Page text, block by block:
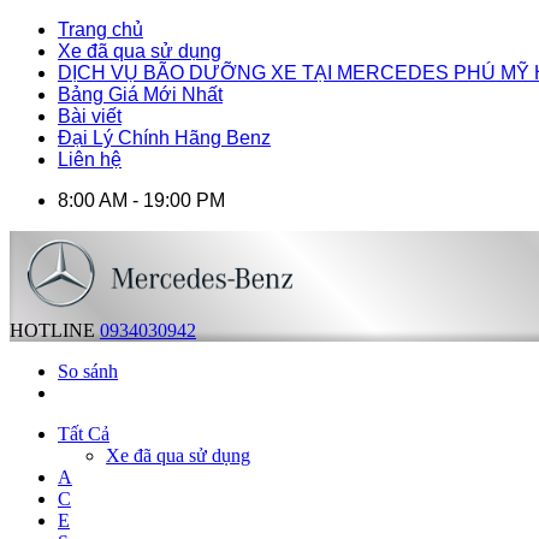
Trang chủ
Xe đã qua sử dụng
DỊCH VỤ BÃO DƯỠNG XE TẠI MERCEDES PHÚ MỸ
Bảng Giá Mới Nhất
Bài viết
Đại Lý Chính Hãng Benz
Liên hệ
8:00 AM - 19:00 PM
HOTLINE 0934030942
So sánh
Tất Cả
Xe đã qua sử dụng
A
C
E